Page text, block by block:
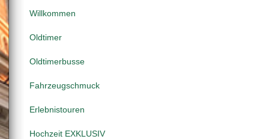
Willkommen
Oldtimer
Oldtimerbusse
Fahrzeugschmuck
Erlebnistouren
Hochzeit EXKLUSIV